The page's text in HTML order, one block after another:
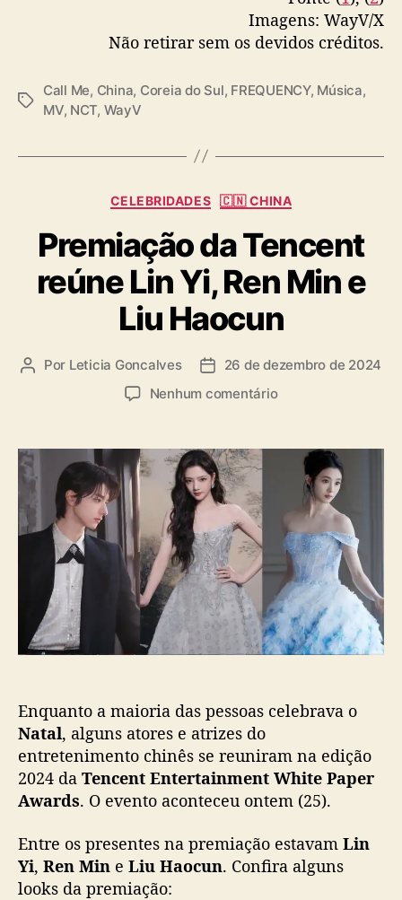
Imagens: WayV/X
Não retirar sem os devidos créditos.
T
s
Call Me, China, Coreia do Sul, FREQUENCY, Música,
MV, NCT, WayV
C
t
e
g
o
r
i
a
s
CELEBRIDADES 🇨🇳 CHINA
Premiação da Tencent
reúne Lin Yi, Ren Min e
Liu Haocun
A
r
d
o
p
o
Por Leticia Goncalves
D
d
e
p
u
l
i
c
a
ç
ã
26 de dezembro de 2024
Nenhum comentárioe
r
ç
ã
o
d
a
T
c
r
e
n
e
Enquanto a maioria das pessoas celebrava o
Natal, alguns atores e atrizes do
entretenimento chinês se reuniram na edição
2024 da Tencent Entertainment White Paper
Awards. O evento aconteceu ontem (25).
Entre os presentes na premiação estavam Lin
Yi, Ren Min e Liu Haocun. Confira alguns
looks da premiação: